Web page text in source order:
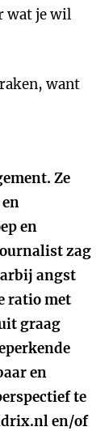
wat je wil
want
Ze
en
zag
angst
ratio met
graag
en
te
en/of